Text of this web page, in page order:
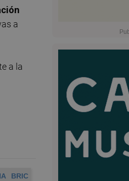
a
a la
BRIC